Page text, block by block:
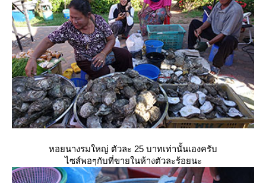
หอยนางรมใหญ่ ตัวละ 25 บาทเท่านั้นเองครับ
ไซส์พอๆกับที่ขายในห้างตัวละร้อยนะ